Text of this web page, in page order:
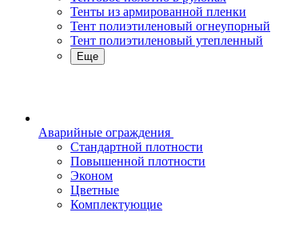
Тенты из армированной пленки
Тент полиэтиленовый огнеупорный
Тент полиэтиленовый утепленный
Еще
Аварийные ограждения
Стандартной плотности
Повышенной плотности
Эконом
Цветные
Комплектующие